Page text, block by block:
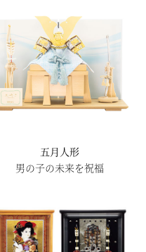
五月人形
男の子の未来を祝福